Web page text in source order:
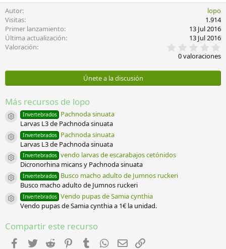
Autor
lopo
Visitas
1.914
Primer lanzamiento
13 Jul 2016
Última actualización
13 Jul 2016
Valoración
,
0
s
0 valoraciones
Únete a la discusión
Más recursos de lopo
Icono del recurso
Invertebrados Pachnoda sinuata
Larvas L3 de Pachnoda sinuata
Icono del recurso
Invertebrados Pachnoda sinuata
Larvas L3 de Pachnoda sinuata
Icono del recurso
Invertebrados vendo larvas de escarabajos cetónidos
Dicronorhina micans y Pachnoda sinuata
Icono del recurso
Invertebrados Busco macho adulto de Jumnos ruckeri
Busco macho adulto de Jumnos ruckeri
Icono del recurso
Invertebrados Vendo pupas de Samia cynthia
Vendo pupas de Samia cynthia a 1€ la unidad.
Compartir este recurso
Facebook
Twitter Reddit PinterestTumblr WhatsApp
Email